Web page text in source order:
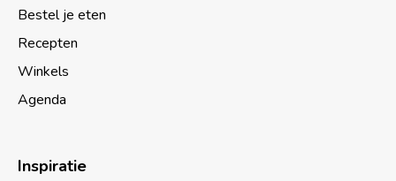
Bestel je eten
Recepten
Winkels
Agenda
Inspiratie